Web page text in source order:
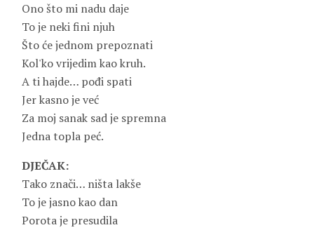
Ono što mi nadu daje
To je neki fini njuh
Što će jednom prepoznati
Kol'ko vrijedim kao kruh.
A ti hajde… pođi spati
Jer kasno je već
Za moj sanak sad je spremna
Jedna topla peć.
DJEČAK:
Tako znači… ništa lakše
To je jasno kao dan
Porota je presudila